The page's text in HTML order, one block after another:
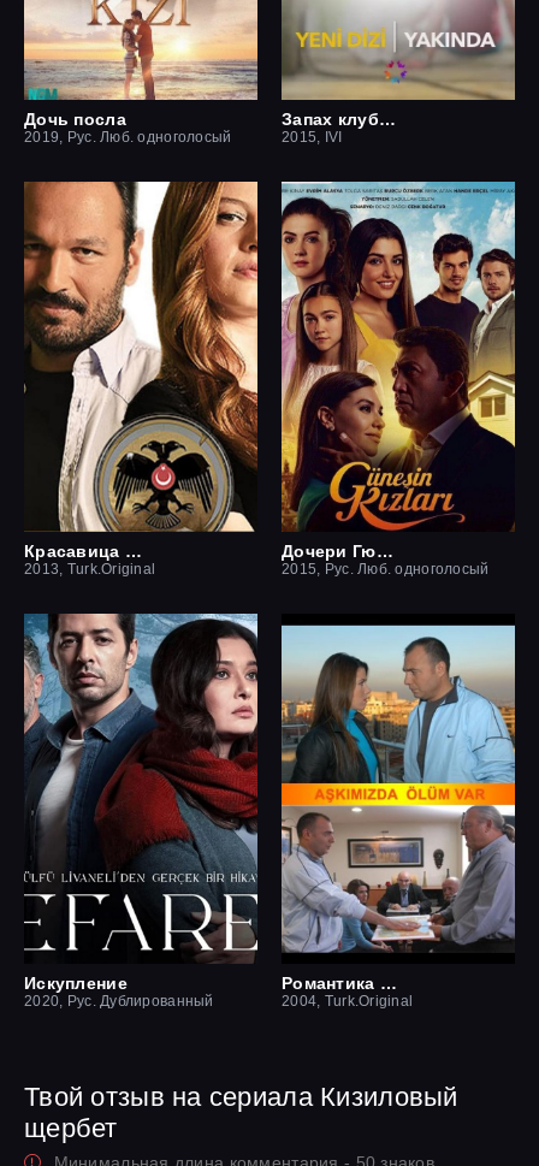
Дочь посла
2019, Рус. Люб. одноголосый
Запах клубники
2015, IVI
Красавица и чудовище
2013, Turk.Original
Дочери Гюнеш
2015, Рус. Люб. одноголосый
Искупление
2020, Рус. Дублированный
Романтика смерти
2004, Turk.Original
Твой отзыв на сериала Кизиловый
щербет